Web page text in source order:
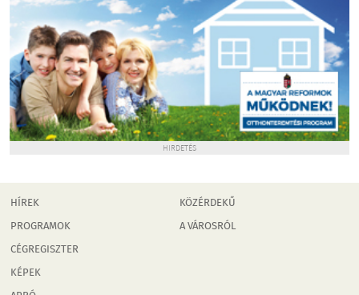
HIRDETÉS
HÍREK
PROGRAMOK
CÉGREGISZTER
KÉPEK
KÖZÉRDEKŰ
A VÁROSRÓL